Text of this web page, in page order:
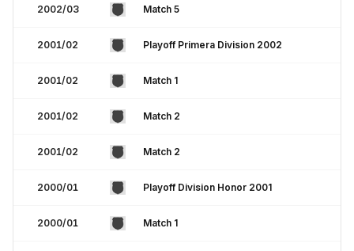
2002/03 Match 5
2001/02 Playoff Primera Division 2002
2001/02 Match 1
2001/02 Match 2
2001/02 Match 2
2000/01 Playoff Division Honor 2001
2000/01 Match 1